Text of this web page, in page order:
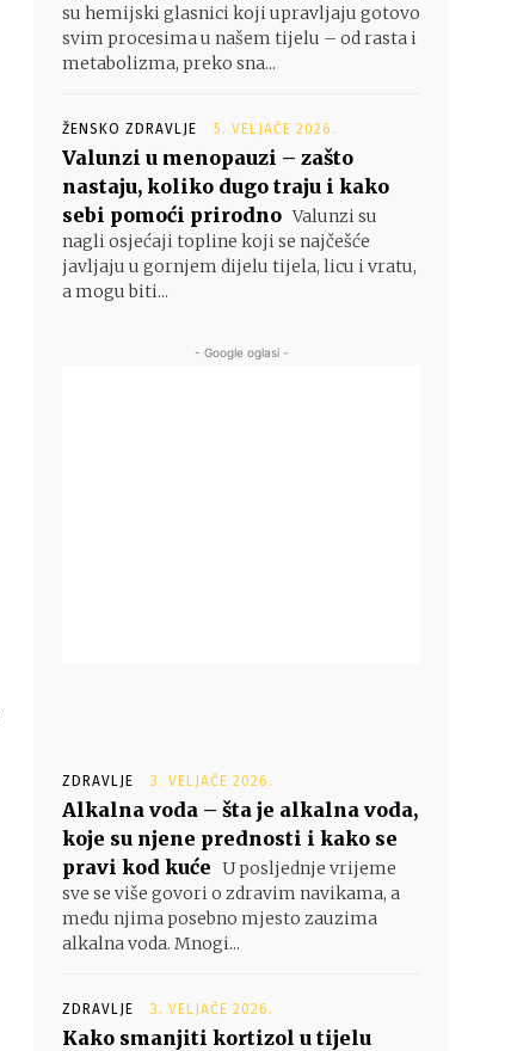
su hemijski glasnici koji upravljaju gotovo
svim procesima u našem tijelu – od rasta i
metabolizma, preko sna...
ŽENSKO ZDRAVLJE 5. VELJAČE 2026.
Valunzi u menopauzi – zašto
nastaju, koliko dugo traju i kako
sebi pomoći prirodno Valunzi su
nagli osjećaji topline koji se najčešće
javljaju u gornjem dijelu tijela, licu i vratu,
a mogu biti...
- Google oglasi -
ZDRAVLJE 3. VELJAČE 2026.
Alkalna voda – šta je alkalna voda,
koje su njene prednosti i kako se
pravi kod kuće U posljednje vrijeme
sve se više govori o zdravim navikama, a
među njima posebno mjesto zauzima
alkalna voda. Mnogi...
ZDRAVLJE 3. VELJAČE 2026.
Kako smanjiti kortizol u tijelu